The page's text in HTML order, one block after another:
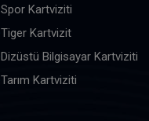
Spor Kartviziti
Tiger Kartvizit
Dizüstü Bilgisayar Kartviziti
Tarım Kartviziti